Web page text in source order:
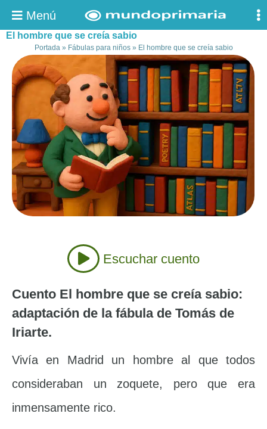
Menú
El hombre que se creía sabio
Portada» Fábulas para niños» El hombre que se creía sabio
Escuchar cuento
Cuento El hombre que se creía sabio:
adaptación de la fábula de Tomás de
Iriarte.
Vivía en Madrid un hombre al que todos
consideraban un zoquete, pero que era
inmensamente rico.